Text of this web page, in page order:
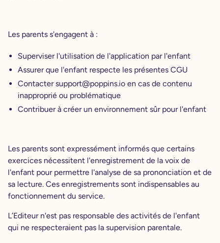
Les parents s'engagent à :
Superviser l'utilisation de l'application par l'enfant
Assurer que l'enfant respecte les présentes CGU
Contacter support@poppins.io en cas de contenu
inapproprié ou problématique
Contribuer à créer un environnement sûr pour l'enfant
Les parents sont expressément informés que certains
exercices nécessitent l'enregistrement de la voix de
l'enfant pour permettre l'analyse de sa prononciation et de
sa lecture. Ces enregistrements sont indispensables au
fonctionnement du service.
L’Editeur n'est pas responsable des activités de l'enfant
qui ne respecteraient pas la supervision parentale.